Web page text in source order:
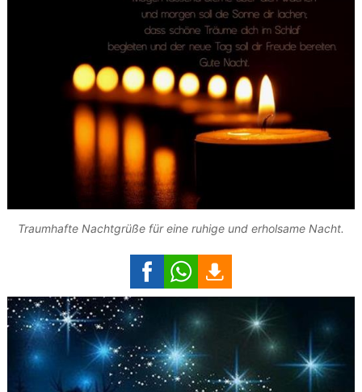
Traumhafte Nachtgrüße für eine ruhige und erholsame Nacht.